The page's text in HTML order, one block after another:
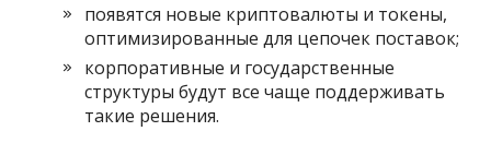
появятся новые криптовалюты и токены,
оптимизированные для цепочек поставок;
корпоративные и государственные
структуры будут все чаще поддерживать
такие решения.